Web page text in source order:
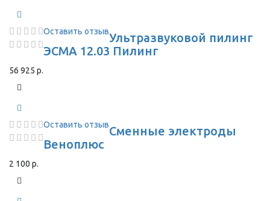
Оставить отзывУльтразвуковой пилинг
ЭСМА 12.03 Пилинг
56 925 р.
Оставить отзывСменные электроды
Веноплюс
2 100 р.